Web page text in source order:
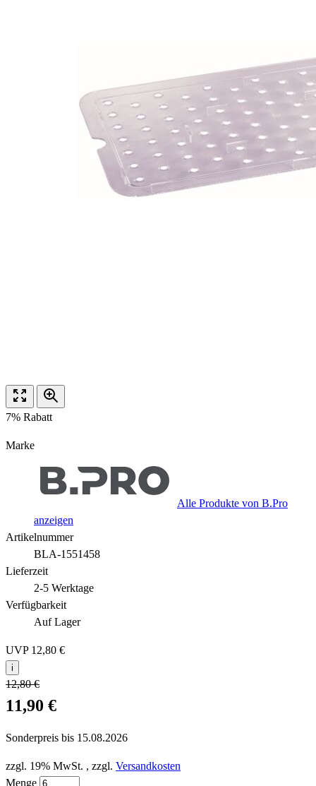
7% Rabatt
Marke
Alle Produkte von B.Pro
anzeigen
Artikelnummer
BLA-1551458
Lieferzeit
2-5 Werktage
Verfügbarkeit
Auf Lager
UVP 12,80 €
i
12,80 €
11,90 €
Sonderpreis bis 15.08.2026
zzgl. 19% MwSt. , zzgl. Versandkosten
Menge